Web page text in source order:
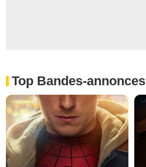
Top Bandes-annonces